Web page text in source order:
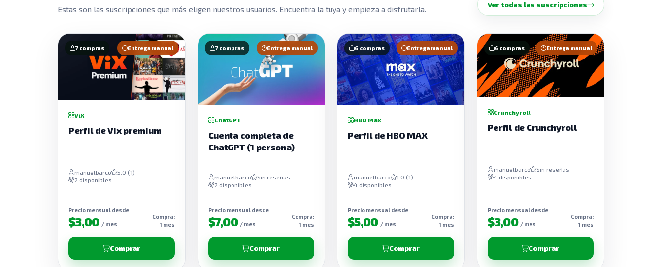
Estas son las suscripciones que más eligen nuestros usuarios. Encuentra la tuya y empieza a disfrutarla. Ver todas las suscripciones
7 compras Entrega manual
ViX
Perfil de Vix premium
manuelbarco
5.0 (1)
2 disponibles
Precio mensual desde
$3,00 / mes
Compra:
1 mes
Comprar
7 compras Entrega manual
ChatGPT
Cuenta completa de
ChatGPT (1 persona)
manuelbarco
Sin reseñas
2 disponibles
Precio mensual desde
$7,00 / mes
Compra:
1 mes
Comprar
6 compras Entrega manual
HBO Max
Perfil de HBO MAX
manuelbarco
1.0 (1)
4 disponibles
Precio mensual desde
$5,00 / mes
Compra:
1 mes
Comprar
6 compras Entrega manual
Crunchyroll
Perfil de Crunchyroll
manuelbarco
Sin reseñas
4 disponibles
Precio mensual desde
$3,00 / mes
Compra:
1 mes
Comprar